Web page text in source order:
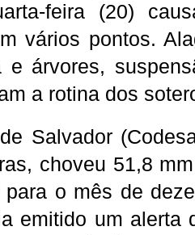
feira (20)
vários pontos.
e árvores,
a rotina dos
Salvador
choveu 51,8
para o mês de
emitido um alerta